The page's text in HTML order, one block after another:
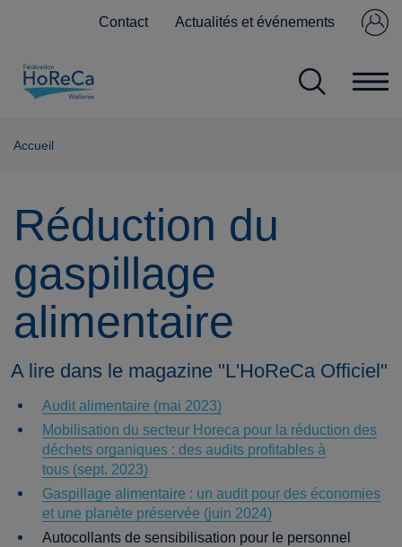
Contact Actualités et événements
membre ?
Accueil
Réduction du
gaspillage
alimentaire
A lire dans le magazine "L'HoReCa Officiel"
Audit alimentaire (mai 2023)
Mobilisation du secteur Horeca pour la réduction des
déchets organiques : des audits profitables à
tous (sept. 2023)
Gaspillage alimentaire : un audit pour des économies
et une planète préservée (juin 2024)
Autocollants de sensibilisation pour le personnel